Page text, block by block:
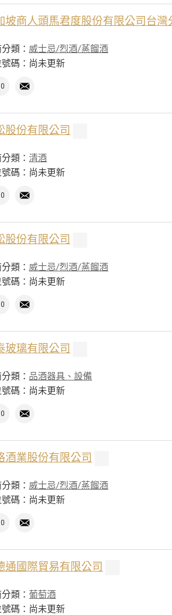
坡商人頭馬君度股份有限公司台灣
類： 威士忌/烈酒/蒸餾酒
碼：尚未更新
0
股份有限公司
分類：清酒
碼：尚未更新
0
股份有限公司
類： 威士忌/烈酒/蒸餾酒
碼：尚未更新
0
玻璃有限公司
類： 品酒器具、設備
碼：尚未更新
0
酒業股份有限公司
類： 威士忌/烈酒/蒸餾酒
碼：尚未更新
0
通國際貿易有限公司
分類：葡萄酒
碼：尚未更新